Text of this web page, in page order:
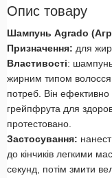
Опис товару
Шампунь Agrado (
Призначення: для
Властивості:
жирним типом
потреб. Він ефективно
грейпфрута для
протестовано.
Застосування:
до кінчиків легкими
секунд, потім змити